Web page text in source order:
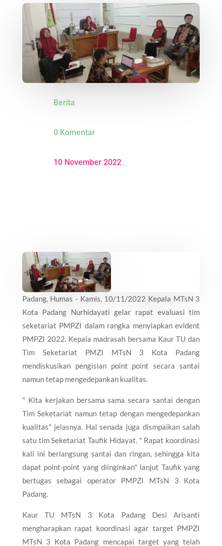
Berita
0 Komentar
10 November 2022
Padang, Humas - Kamis, 10/11/2022 Kepala MTsN 3
Kota Padang Nurhidayati gelar rapat evaluasi tim
seketariat PMPZI dalam rangka menyiapkan evident
PMPZI 2022. Kepala madrasah bersama Kaur TU dan
Tim Seketariat PMZI MTsN 3 Kota Padang
mendiskusikan pengisian point point secara santai
namun tetap mengedepankan kualitas.
" Kita kerjakan bersama sama secara santai dengan
Tim Seketariat namun tetap dengan mengedepankan
kualitas" jelasnya. Hal senada juga dismpaikan salah
satu tim Seketariat Taufik Hidayat. " Rapat koordinasi
kali ini berlangsung santai dan ringan, sehingga kita
dapat point-point yang diinginkan" lanjut Taufik yang
bertugas sebagai operator PMPZI MTsN 3 Kota
Padang.
Kaur TU MTsN 3 Kota Padang Desi Arisanti
mengharapkan rapat koordinasi agar target PMPZI
MTsN 3 Kota Padang mencapai target yang telah